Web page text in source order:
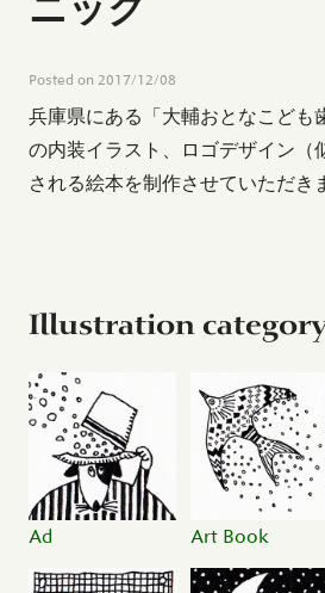
ニック
Posted on 2017/12/08
兵庫県にある「大輔おとなこども
の内装イラスト、ロゴデザイン（
される絵本を制作させていただき
Illustration
Ad Art Book